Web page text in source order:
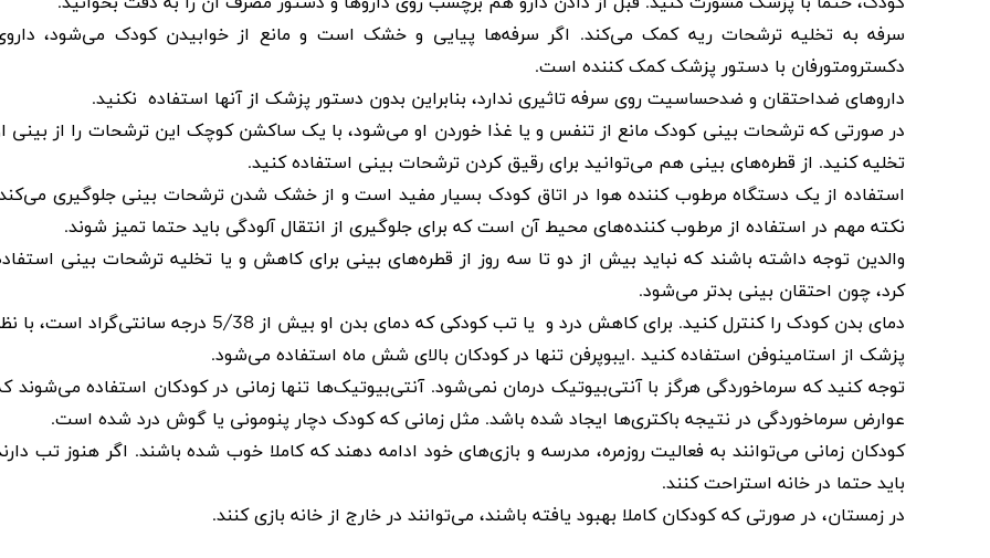
سرفه به تخلیه ترشحات ریه کمک می‌کند. اگر سرفه‌ها پیایی و خشک است و مانع از خوابیدن کودک می‌شود،
دکسترومتورفان با دستور پزشک کمک کننده است.
داروهای ضداحتقان و ضدحساسیت روی سرفه تاثیری ندارد، بنابراین بدون دستور پزشک از آنها استفاده نکنید.
در صورتی که ترشحات بینی کودک مانع از تنفس و یا غذا خوردن او می‌شود، با یک ساکشن کوچک این ترشحات را از بینی
تخلیه کنید. از قطره‌های بینی هم می‌توانید برای رقیق کردن ترشحات بینی استفاده کنید.
استفاده از یک دستگاه مرطوب کننده هوا در اتاق کودک بسیار مفید است و از خشک شدن ترشحات بینی جلوگیری
نکته مهم در استفاده از مرطوب کننده‌های محیط آن است که برای جلوگیری از انتقال آلودگی باید حتما تمیز شوند.
والدین توجه داشته باشند که نباید بیش از دو تا سه روز از قطره‌های بینی برای کاهش و یا تخلیه ترشحات بینی
کرد، چون احتقان بینی بدتر می‌شود.
دمای بدن کودک را کنترل کنید. برای کاهش درد و یا تب کودکی که دمای بدن او بیش از 5/38 درجه سانتی‌گراد است،
پزشک از استامینوفن استفاده کنید .ایبوپرفن تنها در کودکان بالای شش ماه استفاده می‌شود.
توجه کنید که سرماخوردگی هرگز با آنتی‌بیوتیک درمان نمی‌شود. آنتی‌بیوتیک‌ها تنها زمانی در کودکان استفاده می‌شوند
عوارض سرماخوردگی در نتیجه باکتری‌ها ایجاد شده باشد. مثل زمانی که کودک دچار پنومونی یا گوش درد شده است.
کودکان زمانی می‌توانند به فعالیت روزمره، مدرسه و بازی‌های خود ادامه دهند که کاملا خوب شده باشند. اگر هنوز تب
باید حتما در خانه استراحت کنند.
در زمستان، در صورتی که کودکان کاملا بهبود یافته باشند، می‌توانند در خارج از خانه بازی کنند.